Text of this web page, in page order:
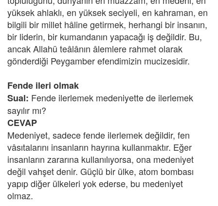
yüksek ahlaklı, en yüksek seciyeli, en kahraman, en
bilgili bir millet hâline getirmek, herhangi bir insanın,
bir liderin, bir kumandanın yapacağı iş değildir. Bu,
ancak Allahü teâlânın âlemlere rahmet olarak
gönderdiği Peygamber efendimizin mucizesidir.
Fende ileri olmak
Sual: Fende ilerlemek medeniyette de ilerlemek
sayılır mı?
CEVAP
Medeniyet, sadece fende ilerlemek değildir, fen
vâsıtalarını insanların hayrına kullanmaktır. Eğer
insanların zararına kullanılıyorsa, ona medeniyet
değil vahşet denir. Güçlü bir ülke, atom bombası
yapıp diğer ülkeleri yok ederse, bu medeniyet
olmaz.